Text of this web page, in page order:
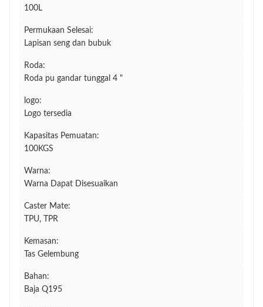
100L
Permukaan Selesai:
Lapisan seng dan bubuk
Roda:
Roda pu gandar tunggal 4 "
logo:
Logo tersedia
Kapasitas Pemuatan:
100KGS
Warna:
Warna Dapat Disesuaikan
Caster Mate:
TPU, TPR
Kemasan:
Tas Gelembung
Bahan:
Baja Q195